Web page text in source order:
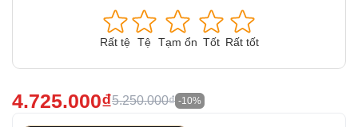
Rất tệ Tệ Tạm ổn Tốt Rất tốt
4.725.000₫5.250.000₫ -10%